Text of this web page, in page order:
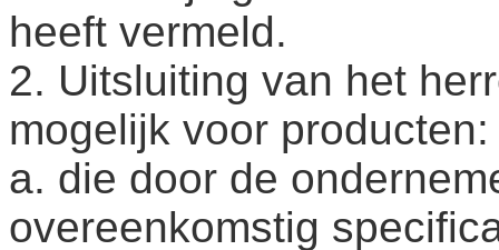
heeft vermeld.
2. Uitsluiting van het
mogelijk voor producten:
a. die door de
overeenkomstig